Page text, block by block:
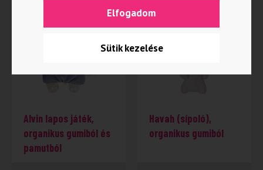
Alvin lapos játék,
organikus gumiból és
pamutból
Havah (sípoló),
organikus gumiból
Sütik kezelése
Elfogadom